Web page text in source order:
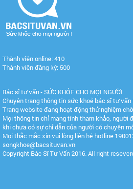
Thành viên online: 410
Thành viên đăng ký: 500
Bác sĩ tư vấn - SỨC KHỎE CHO MỌI NGƯỜI
Chuyên trang thông tin sức khoẻ bác sĩ tư vấn
Trang website đang hoạt động thử nghiệm
Mọi thông tin chỉ mang tính tham khảo, người
khi chưa có sự chỉ dẫn của người có chuyên
Mọi thắc mắc xin vui lòng liên hệ hotline
songkhoe@bacsituvan.vn
Copyright Bác Sĩ Tư Vấn 2016. All right